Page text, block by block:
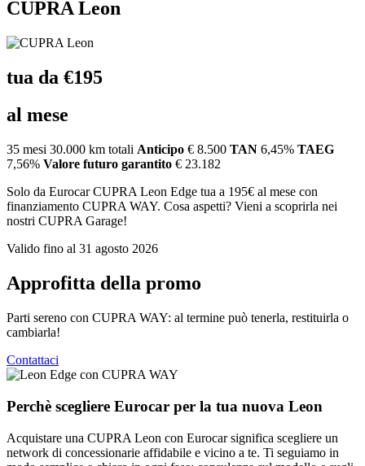
CUPRA Leon
tua da €195
al mese
35 mesi 30.000 km totali Anticipo € 8.500 TAN 6,45% TAEG
7,56% Valore futuro garantito € 23.182
Solo da Eurocar CUPRA Leon Edge tua a 195€ al mese con
finanziamento CUPRA WAY. Cosa aspetti? Vieni a scoprirla nei
nostri CUPRA Garage!
Valido fino al 31 agosto 2026
Approfitta della promo
Parti sereno con CUPRA WAY: al termine può tenerla, restituirla o
cambiarla!
Contattaci
Perchè scegliere Eurocar per la tua nuova Leon
Acquistare una CUPRA Leon con Eurocar significa scegliere un
network di concessionarie affidabile e vicino a te. Ti seguiamo in